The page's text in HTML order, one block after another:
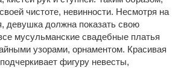
чистоте, невинности. Несмотря на
девушка должна показать свою
мусульманские свадебные платья
узорами, орнаментом. Красивая
фигуру невесты,